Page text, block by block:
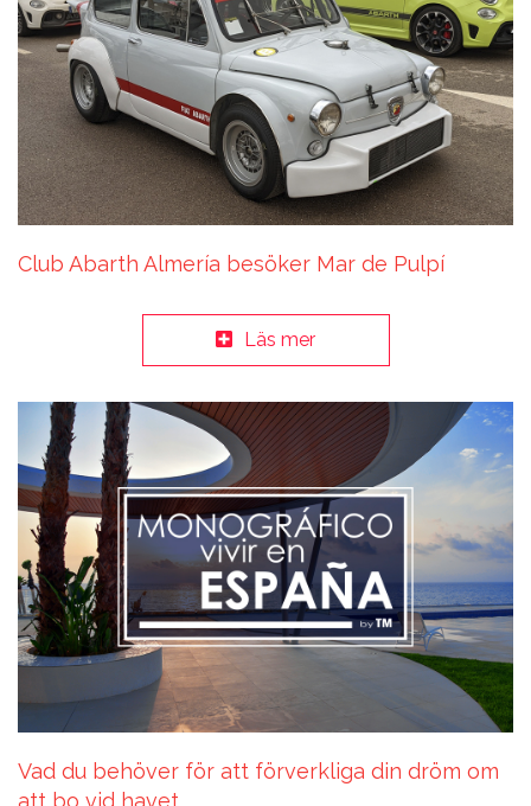
Club Abarth Almería besöker Mar de Pulpí
Läs mer
Vad du behöver för att förverkliga din dröm om
att bo vid havet